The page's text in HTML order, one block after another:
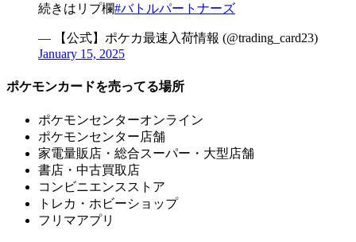
続きはリプ欄#バトルパートナーズ
— 【公式】ポケカ最速入荷情報 (@trading_card23)
January 15, 2025
ポケモンカードを売ってる場所
ポケモンセンターオンライン
ポケモンセンター店舗
家電量販店・総合スーパー・大型店舗
書店・中古買取店
コンビニエンスストア
トレカ・ホビーショップ
フリマアプリ